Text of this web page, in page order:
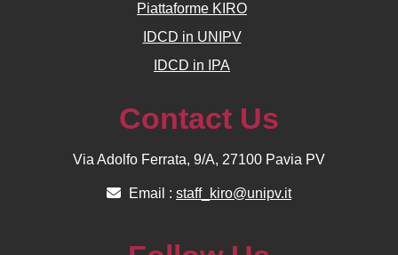
Piattaforme KIRO
IDCD in UNIPV
IDCD in IPA
Contact Us
Via Adolfo Ferrata, 9/A, 27100 Pavia PV
Email : staff_kiro@unipv.it